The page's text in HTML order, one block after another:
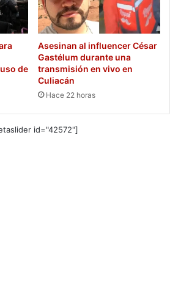
de
Asesinan al influencer César
Gastélum durante una
transmisión en vivo en
Culiacán
Hace 22 horas
id="42572"]